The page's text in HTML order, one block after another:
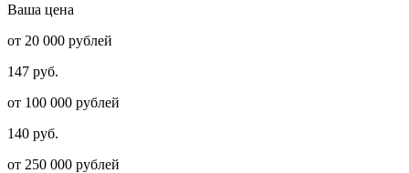
Ваша цена
от 20 000 рублей
147 руб.
от 100 000 рублей
140 руб.
от 250 000 рублей